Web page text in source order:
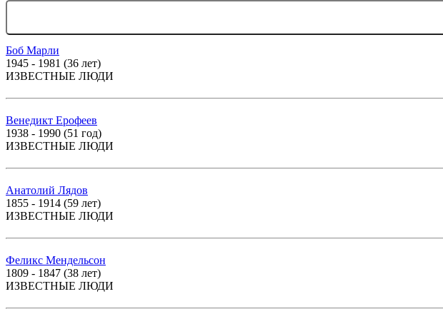
Боб Марли
1945 - 1981 (36 лет)
ИЗВЕСТНЫЕ ЛЮДИ
Венедикт Ерофеев
1938 - 1990 (51 год)
ИЗВЕСТНЫЕ ЛЮДИ
Анатолий Лядов
1855 - 1914 (59 лет)
ИЗВЕСТНЫЕ ЛЮДИ
Феликс Мендельсон
1809 - 1847 (38 лет)
ИЗВЕСТНЫЕ ЛЮДИ